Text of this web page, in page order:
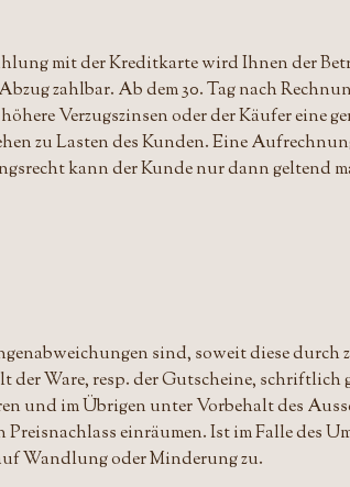
mit der Kreditkarte wird Ihnen der
zahlbar. Ab dem 30. Tag nach
Verzugszinsen oder der Käufer eine
zu Lasten des Kunden. Eine
kann der Kunde nur dann geltend
sind, soweit diese
Ware, resp. der Gutscheine, schriftlich
und im Übrigen unter Vorbehalt des
einräumen. Ist im Falle des
Wandlung oder Minderung zu.